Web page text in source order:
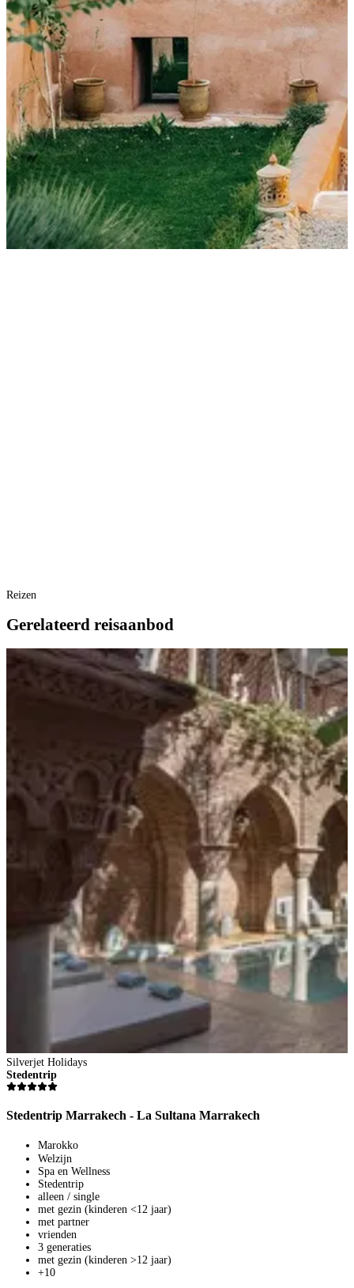
Reizen
Gerelateerd reisaanbod
Silverjet Holidays
Stedentrip
Stedentrip Marrakech - La Sultana Marrakech
Marokko
Welzijn
Spa en Wellness
Stedentrip
alleen / single
met gezin (kinderen <12 jaar)
met partner
vrienden
3 generaties
met gezin (kinderen >12 jaar)
+10